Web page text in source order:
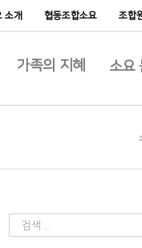
소개 협동조합소요 조합
가족의 지혜 소요